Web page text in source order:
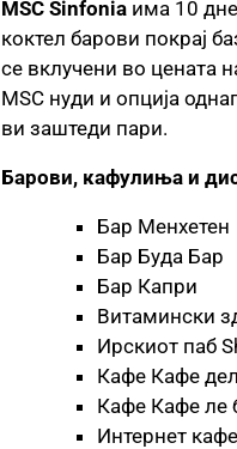
MSC Sinfonia има 10
коктел барови покрај
се вклучени во цената
MSC нуди и опција
ви заштеди пари.
Барови, кафулиња и
Бар Менхетен
Бар Буда Бар
Бар Капри
Витамински
Ирскиот паб
Кафе Кафе
Кафе Кафе ле
Интернет